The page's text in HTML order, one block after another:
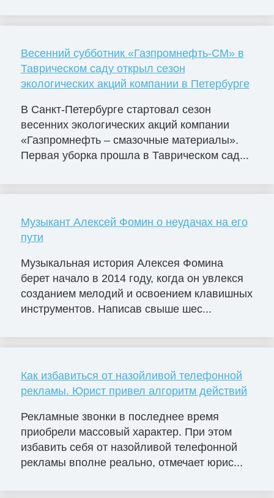
Весенний субботник «Газпромнефть-СМ» в
Таврическом саду открыл сезон
экологических акций компании в Петербурге
В Санкт-Петербурге стартовал сезон
весенних экологических акций компании
«Газпромнефть – смазочные материалы».
Первая уборка прошла в Таврическом сад...
Музыкант Алексей Фомин о неудачах на его
пути
Музыкальная история Алексея Фомина
берет начало в 2014 году, когда он увлекся
созданием мелодий и освоением клавишных
инструментов. Написав свыше шес...
Как избавиться от назойливой телефонной
рекламы. Юрист привел алгоритм действий
Рекламные звонки в последнее время
приобрели массовый характер. При этом
избавить себя от назойливой телефонной
рекламы вполне реально, отмечает юрис...